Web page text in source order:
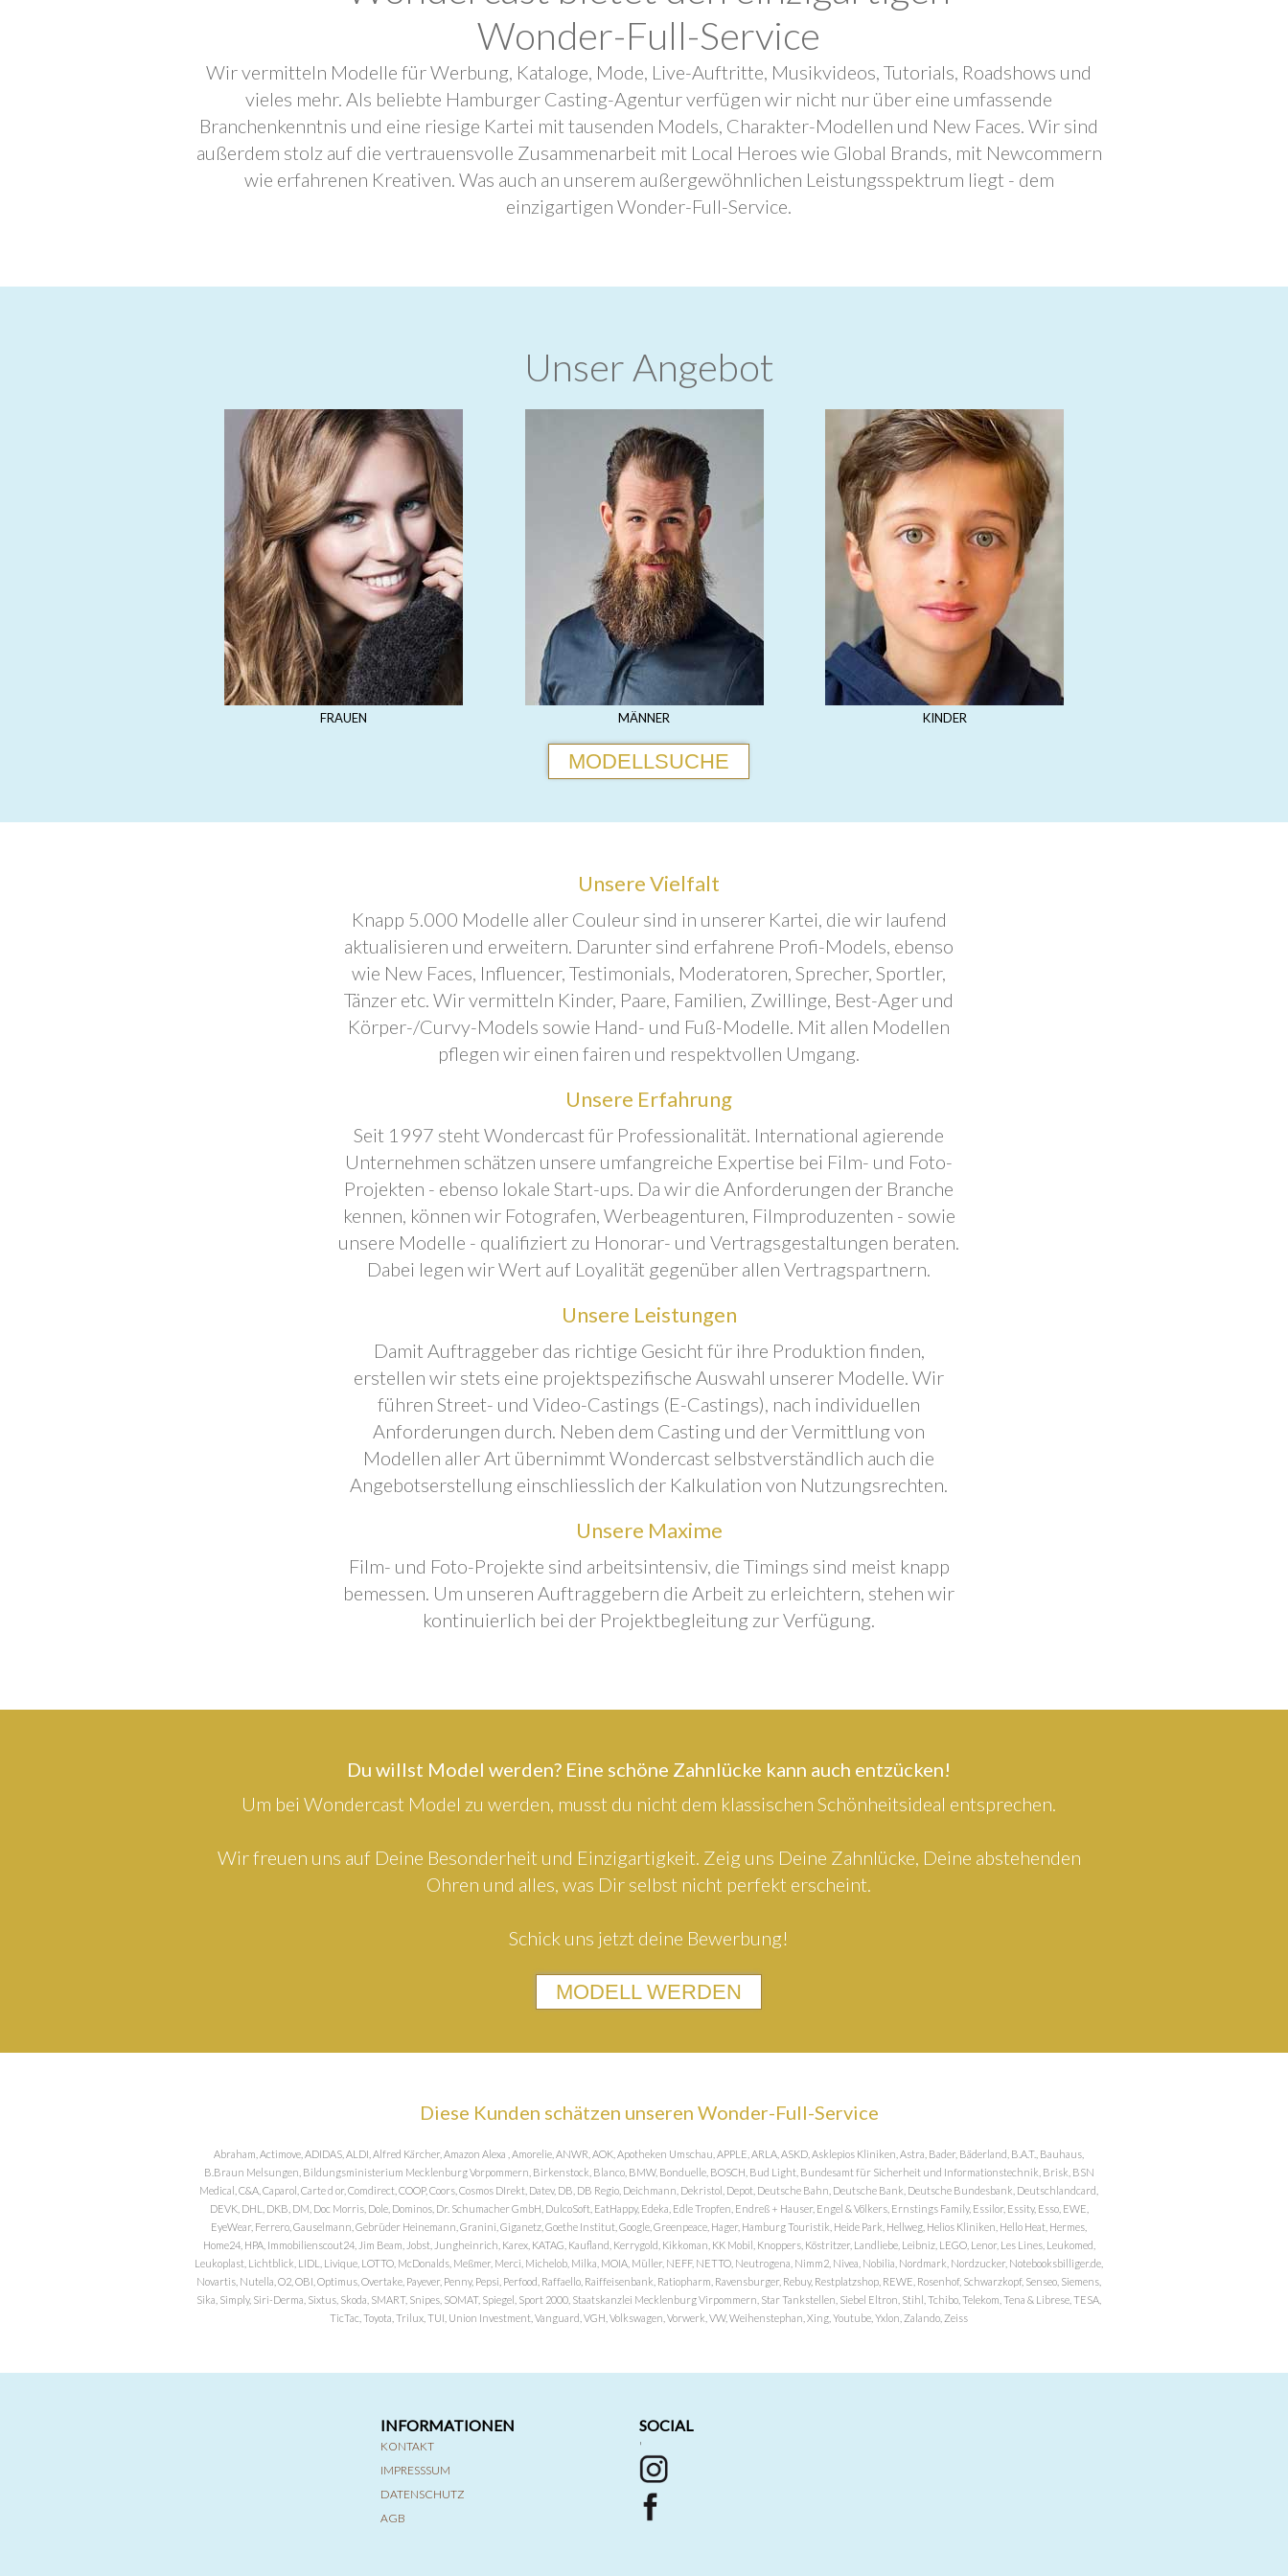
Wonder-Full-Service
Wir vermitteln Modelle für Werbung, Kataloge, Mode, Live-Auftritte, Musikvideos, Tutorials, Roadshows und
vieles mehr. Als beliebte Hamburger Casting-Agentur verfügen wir nicht nur über eine umfassende
Branchenkenntnis und eine riesige Kartei mit tausenden Models, Charakter-Modellen und New Faces. Wir sind
außerdem stolz auf die vertrauensvolle Zusammenarbeit mit Local Heroes wie Global Brands, mit Newcommern
wie erfahrenen Kreativen. Was auch an unserem außergewöhnlichen Leistungsspektrum liegt - dem
einzigartigen Wonder-Full-Service.
Unser Angebot
FRAUEN MÄNNER KINDER
MODELLSUCHE
Unsere Vielfalt
Knapp 5.000 Modelle aller Couleur sind in unserer Kartei, die wir laufend
aktualisieren und erweitern. Darunter sind erfahrene Profi-Models, ebenso
wie New Faces, Influencer, Testimonials, Moderatoren, Sprecher, Sportler,
Tänzer etc. Wir vermitteln Kinder, Paare, Familien, Zwillinge, Best-Ager und
Körper-/Curvy-Models sowie Hand- und Fuß-Modelle. Mit allen Modellen
pflegen wir einen fairen und respektvollen Umgang.
Unsere Erfahrung
Seit 1997 steht Wondercast für Professionalität. International agierende
Unternehmen schätzen unsere umfangreiche Expertise bei Film- und Foto-
Projekten - ebenso lokale Start-ups. Da wir die Anforderungen der Branche
kennen, können wir Fotografen, Werbeagenturen, Filmproduzenten - sowie
unsere Modelle - qualifiziert zu Honorar- und Vertragsgestaltungen beraten.
Dabei legen wir Wert auf Loyalität gegenüber allen Vertragspartnern.
Unsere Leistungen
Damit Auftraggeber das richtige Gesicht für ihre Produktion finden,
erstellen wir stets eine projektspezifische Auswahl unserer Modelle. Wir
führen Street- und Video-Castings (E-Castings), nach individuellen
Anforderungen durch. Neben dem Casting und der Vermittlung von
Modellen aller Art übernimmt Wondercast selbstverständlich auch die
Angebotserstellung einschliesslich der Kalkulation von Nutzungsrechten.
Unsere Maxime
Film- und Foto-Projekte sind arbeitsintensiv, die Timings sind meist knapp
bemessen. Um unseren Auftraggebern die Arbeit zu erleichtern, stehen wir
kontinuierlich bei der Projektbegleitung zur Verfügung.
Du willst Model werden? Eine schöne Zahnlücke kann auch entzücken!
Um bei Wondercast Model zu werden, musst du nicht dem klassischen Schönheitsideal entsprechen.
Wir freuen uns auf Deine Besonderheit und Einzigartigkeit. Zeig uns Deine Zahnlücke, Deine abstehenden
Ohren und alles, was Dir selbst nicht perfekt erscheint.
Schick uns jetzt deine Bewerbung!
MODELL WERDEN
Diese Kunden schätzen unseren Wonder-Full-Service
Abraham, Actimove, ADIDAS, ALDI, Alfred Kärcher, Amazon Alexa , Amorelie, ANWR, AOK, Apotheken Umschau, APPLE, ARLA, ASKD, Asklepios Kliniken, Astra, Bader, Bäderland, B.A.T., Bauhaus,
B.Braun Melsungen, Bildungsministerium Mecklenburg Vorpommern, Birkenstock, Blanco, BMW, Bonduelle, BOSCH, Bud Light, Bundesamt für Sicherheit und Informationstechnik, Brisk, BSN
Medical, C&A, Caparol, Carte d or, Comdirect, COOP, Coors, Cosmos DIrekt, Datev, DB, DB Regio, Deichmann, Dekristol, Depot, Deutsche Bahn, Deutsche Bank, Deutsche Bundesbank, Deutschlandcard,
DEVK, DHL, DKB, DM, Doc Morris, Dole, Dominos, Dr. Schumacher GmbH, DulcoSoft, EatHappy, Edeka, Edle Tropfen, Endreß + Hauser, Engel & Völkers, Ernstings Family, Essilor, Essity, Esso, EWE,
EyeWear, Ferrero, Gauselmann, Gebrüder Heinemann, Granini, Giganetz, Goethe Institut, Google, Greenpeace, Hager, Hamburg Touristik, Heide Park, Hellweg, Helios Kliniken, Hello Heat, Hermes,
Home24, HPA, Immobilienscout24, Jim Beam, Jobst, Jungheinrich, Karex, KATAG, Kaufland, Kerrygold, Kikkoman, KK Mobil, Knoppers, Köstritzer, Landliebe, Leibniz, LEGO, Lenor, Les Lines, Leukomed,
Leukoplast, Lichtblick, LIDL, Livique, LOTTO, McDonalds, Meßmer, Merci, Michelob, Milka, MOIA, Müller, NEFF, NETTO, Neutrogena, Nimm2, Nivea, Nobilia, Nordmark, Nordzucker, Notebooksbilliger.de,
Novartis, Nutella, O2, OBI, Optimus, Overtake, Payever, Penny, Pepsi, Perfood, Raffaello, Raiffeisenbank, Ratiopharm, Ravensburger, Rebuy, Restplatzshop, REWE, Rosenhof, Schwarzkopf, Senseo, Siemens,
Sika, Simply, Siri-Derma, Sixtus, Skoda, SMART, Snipes, SOMAT, Spiegel, Sport 2000, Staatskanzlei Mecklenburg Virpommern, Star Tankstellen, Siebel Eltron, Stihl, Tchibo, Telekom, Tena & Librese, TESA,
TicTac, Toyota, Trilux, TUI, Union Investment, Vanguard, VGH, Volkswagen, Vorwerk, VW, Weihenstephan, Xing, Youtube, Yxlon, Zalando, Zeiss
INFORMATIONEN
KONTAKT
IMPRESSSUM
DATENSCHUTZ
AGB
SOCIAL
'